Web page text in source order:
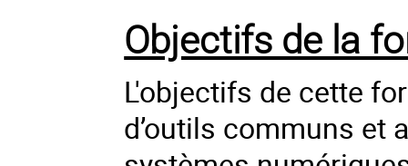
Objectifs de la
L'objectifs de cette
d’outils communs et